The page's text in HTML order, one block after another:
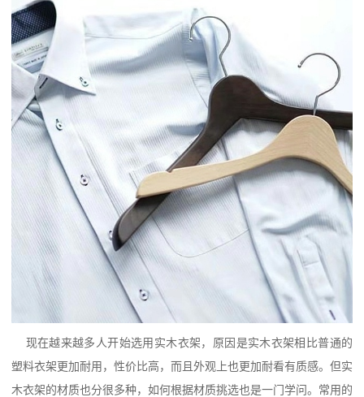
现在越来越多人开始选用实木衣架，原因是实木衣架相比普通的
塑料衣架更加耐用，性价比高，而且外观上也更加耐看有质感。但实
木衣架的材质也分很多种，如何根据材质挑选也是一门学问。常用的